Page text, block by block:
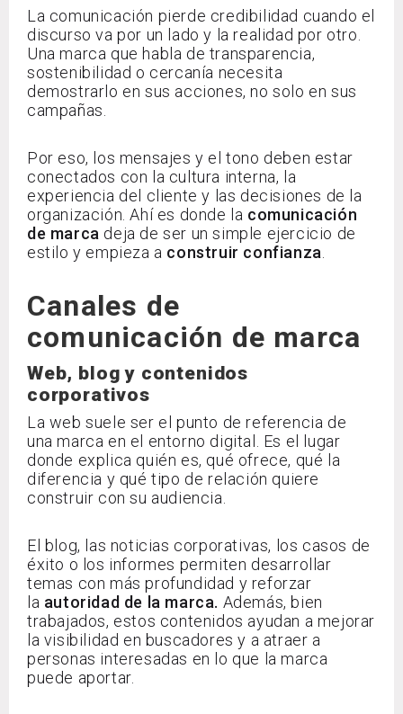
La comunicación pierde credibilidad cuando el
discurso va por un lado y la realidad por otro.
Una marca que habla de transparencia,
sostenibilidad o cercanía necesita
demostrarlo en sus acciones, no solo en sus
campañas.
Por eso, los mensajes y el tono deben estar
conectados con la cultura interna, la
experiencia del cliente y las decisiones de la
organización. Ahí es donde la comunicación
de marca deja de ser un simple ejercicio de
estilo y empieza a construir confianza
Canales de
comunicación de marca
Web, blog y contenidos
corporativos
La web suele ser el punto de referencia de
una marca en el entorno digital. Es el lugar
donde explica quién es, qué ofrece, qué la
diferencia y qué tipo de relación quiere
construir con su audiencia.
El blog, las noticias corporativas, los casos de
éxito o los informes permiten desarrollar
temas con más profundidad y reforzar
la autoridad de la marca. Además, bien
trabajados, estos contenidos ayudan a mejorar
la visibilidad en buscadores y a atraer a
personas interesadas en lo que la marca
puede aportar.